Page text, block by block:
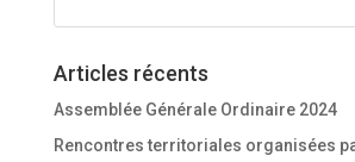
Articles récents
Assemblée Générale Ordinaire 2024
Rencontres territoriales organisées